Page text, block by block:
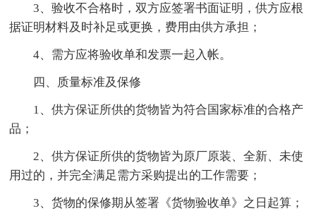
3、验收不合格时，双方应签署书面证明，供方应根
据证明材料及时补足或更换，费用由供方承担；
4、需方应将验收单和发票一起入帐。
四、质量标准及保修
1、供方保证所供的货物皆为符合国家标准的合格产
品；
2、供方保证所供的货物皆为原厂原装、全新、未使
用过的，并完全满足需方采购提出的工作需要；
3、货物的保修期从签署《货物验收单》之日起算；